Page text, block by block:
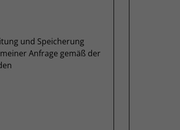
und Speicherung
Anfrage gemäß der